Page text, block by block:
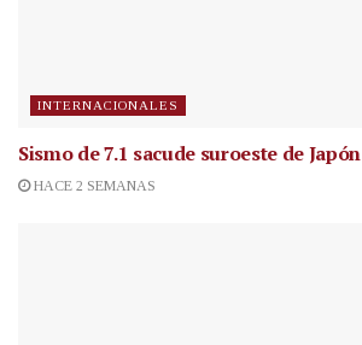
INTERNACIONALES
Sismo de 7.1 sacude suroeste de Japón
HACE 2 SEMANAS